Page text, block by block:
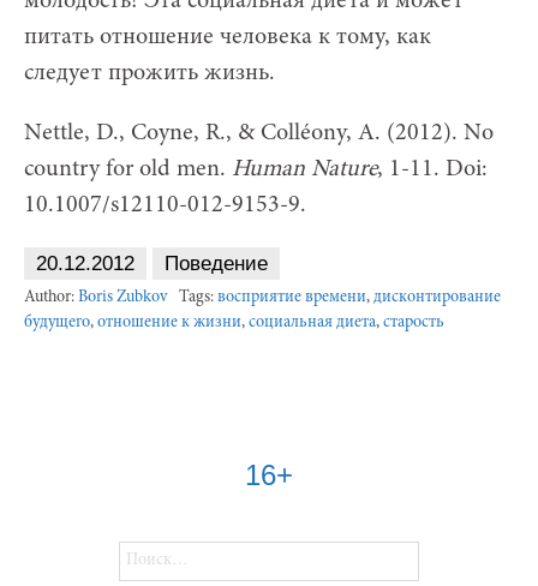
питать отношение человека к тому, как
следует прожить жизнь.
Nettle, D., Coyne, R., & Colléony, A. (2012). No
country for old men. Human Nature, 1-11. Doi:
10.1007/s12110-012-9153-9.
20.12.2012 Поведение
Author: Boris Zubkov Tags: воcприятие времени, дисконтирование
будущего, отношение к жизни, социальная диета, старость
16+
Найти: